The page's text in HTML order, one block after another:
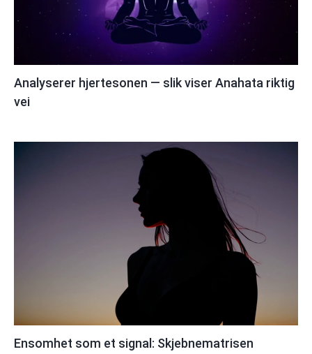
Analyserer hjertesonen — slik viser Anahata riktig
vei
Ensomhet som et signal: Skjebnematrisen